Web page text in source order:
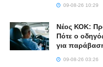
09-08-26 10:29
Νέος ΚΟΚ:
Πότε ο
για
09-08-26 03:26